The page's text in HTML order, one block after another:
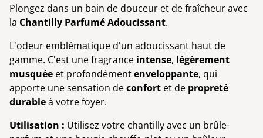
Plongez dans un bain de douceur et de fraîcheur avec
la Chantilly Parfumé Adoucissant.
L'odeur emblématique d'un adoucissant haut de
gamme. C'est une fragrance intense, légèrement
musquée et profondémentenveloppante, qui
apporte une sensation deconfort et de propreté
durableà votre foyer.
Utilisation : Utilisez votre chantilly avec un brûle-